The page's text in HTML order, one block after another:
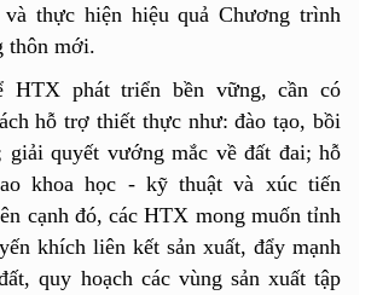
và thực hiện hiệu quả Chương trình
thôn mới.
HTX phát triển bền vững, cần có
hỗ trợ thiết thực như: đào tạo, bồi
giải quyết vướng mắc về đất đai; hỗ
khoa học - kỹ thuật và xúc tiến
cạnh đó, các HTX mong muốn tỉnh
khích liên kết sản xuất, đẩy mạnh
quy hoạch các vùng sản xuất tập